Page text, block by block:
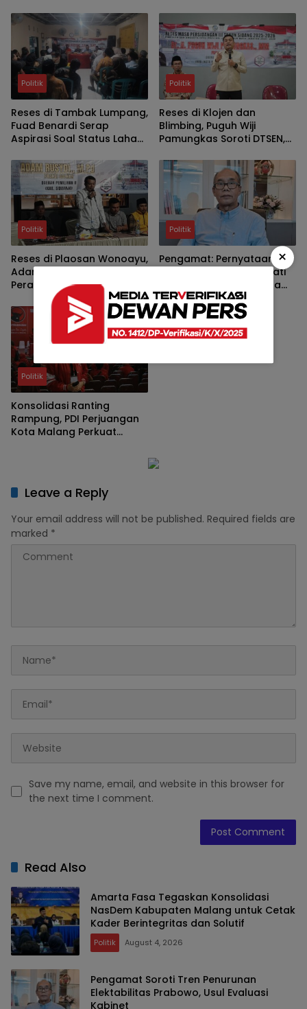
Legalitas UMKM
Politik
Reses di Tambak Lumpang,
Fuad Benardi Serap
Aspirasi Soal Status Lahan
Politik
Reses di Klojen dan
Blimbing, Puguh Wiji
Pamungkas Soroti DTSEN,
Bedah Rumah di Kota
Malang
Politik
Reses di Plaosan Wonoayu,
Adam Rusydi Apresiasi
Perangkat Desa dan
Jelaskan Mekanisme
Usulan TPS dan Lapangan
Olahraga
Politik
Pengamat: Pernyataan
Prabowo soal PDIP Sehati
dengan Pemerintah Ada
Dasarnya
Politik
Konsolidasi Ranting
Rampung, PDI Perjuangan
Kota Malang Perkuat
Leave a Reply
Your email address will not be published. Required fields are
marked *
Save my name, email, and website in this browser for
the next time I comment.
Read Also
Amarta Fasa Tegaskan Konsolidasi
NasDem Kabupaten Malang untuk Cetak
Kader Berintegritas dan Solutif
Politik August 4, 2026
Pengamat Soroti Tren Penurunan
Elektabilitas Prabowo, Usul Evaluasi
Kabinet
×